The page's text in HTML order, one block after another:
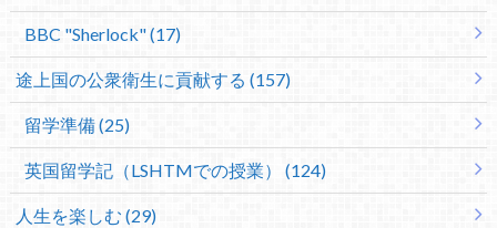
BBC "Sherlock" (17)
途上国の公衆衛生に貢献する (157)
留学準備 (25)
英国留学記（LSHTMでの授業） (124)
人生を楽しむ (29)